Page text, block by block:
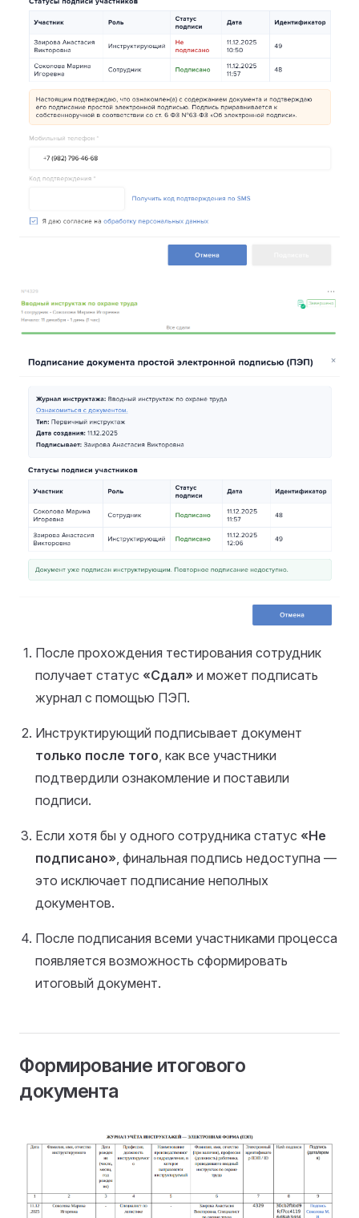
После прохождения тестирования сотрудник
получает статус «Сдал» и может подписать
журнал с помощью ПЭП.
Инструктирующий подписывает документ
только после того , как все участники
подтвердили ознакомление и поставили
подписи.
Если хотя бы у одного сотрудника статус «Не
подписано» , финальная подпись недоступна —
это исключает подписание неполных
документов.
После подписания всеми участниками процесса
появляется возможность сформировать
итоговый документ.
Формирование итогового
документа